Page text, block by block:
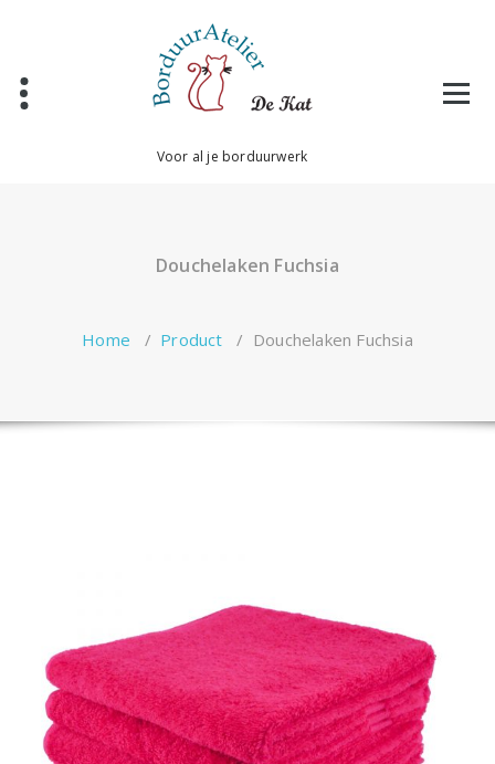
inhoud
Voor al je borduurwerk
Douchelaken Fuchsia
Home / Product / Douchelaken Fuchsia